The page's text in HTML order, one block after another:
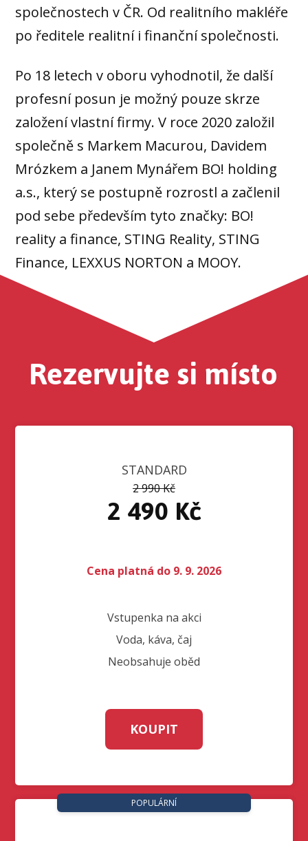
společnostech v ČR. Od realitního makléře
po ředitele realitní i finanční společnosti.
Po 18 letech v oboru vyhodnotil, že další
profesní posun je možný pouze skrze
založení vlastní firmy. V roce 2020 založil
společně s Markem Macurou, Davidem
Mrózkem a Janem Mynářem BO! holding
a.s., který se postupně rozrostl a začlenil
pod sebe především tyto značky: BO!
reality a finance, STING Reality, STING
Finance, LEXXUS NORTON a MOOY.
Rezervujte si místo
STANDARD
2 990 Kč
2 490 Kč
Cena platná do 9. 9. 2026
Vstupenka na akci
Voda, káva, čaj
Neobsahuje oběd
KOUPIT
POPULÁRNÍ